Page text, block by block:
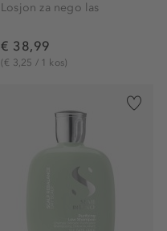
Losjon za nego las
€ 38,99
(€ 3,25 / 1 kos)